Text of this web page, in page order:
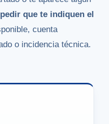
pedir que te indiquen el
cuenta
o incidencia técnica.